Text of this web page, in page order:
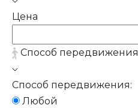
Цена
Способ передвижения
Способ передвижения:
Любой